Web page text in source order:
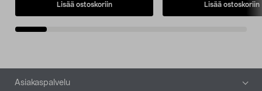
Lisää ostoskoriin Lisää ostoskoriin
Alatunniste
Asiakaspalvelu